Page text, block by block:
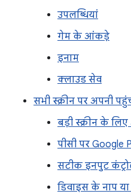
उपलब्धियां
गेम के आंकड़े
इनाम
क्लाउड सेव
सभी स्क्रीन पर अपनी
बड़ी स्क्रीन के
पीसी पर Google
सटीक इनपुट
डिवाइस के नाप